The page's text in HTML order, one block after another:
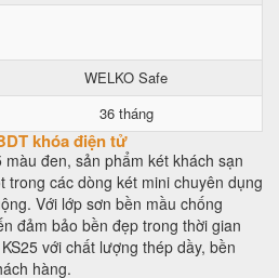
WELKO Safe
36 tháng
khóa điện tử
đen, sản phẩm két khách sạn
trong các dòng két mini chuyên dụng
Với lớp sơn bền mầu chống
đảm bảo bền đẹp trong thời gian
với chất lượng thép dầy, bền
hàng.